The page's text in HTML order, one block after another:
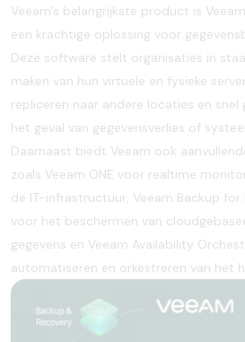
Veeam's belangrijkste product is
een krachtige oplossing voor
Deze software stelt organisaties in
maken van hun virtuele en fysieke
repliceren naar andere locaties en snel
het geval van gegevensverlies of
Daarnaast biedt Veeam ook
zoals Veeam ONE voor realtime
de IT-infrastructuur, Veeam Backup
voor het beschermen van
gegevens en Veeam Availability
automatiseren en orkestreren van het